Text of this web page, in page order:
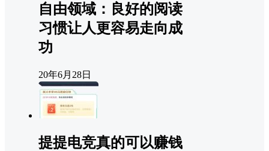
自由领域：良好的阅读
习惯让人更容易走向成
功
20年6月28日
提提电竞真的可以赚钱